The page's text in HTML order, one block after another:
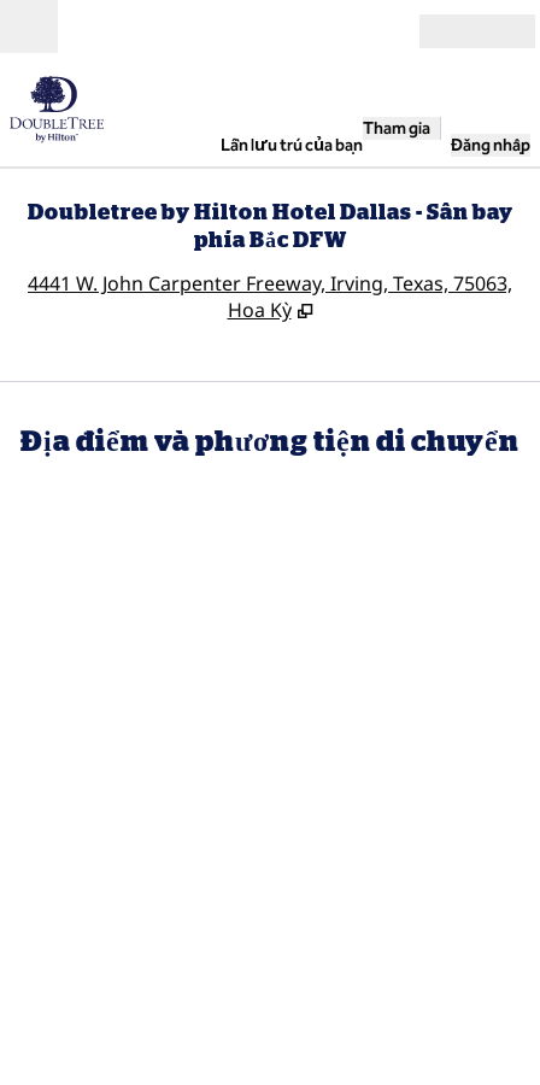
Lần lưu trú của bạn
Tham gia
Đăng nhập
Doubletree by Hilton Hotel Dallas - Sân bay
phía Bắc DFW
4441 W. John Carpenter Freeway, Irving, Texas, 75063,
Hoa Kỳ
Địa điểm và phương tiện di chuyển